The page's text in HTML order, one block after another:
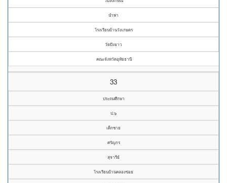
นำพา
โรงเรียนบ้านวังเกษตร
วัดบึงยาว
คณะจังหวัดอุทัยธานี
33
ประถมศึกษา
ป.๖
เด็กชาย
ศรัญกร
สุจารีย์
โรงเรียนบ้านคลองข่อย